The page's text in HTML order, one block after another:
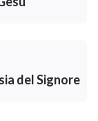
Gesù
nel Suo
molte cose, e
del Signore